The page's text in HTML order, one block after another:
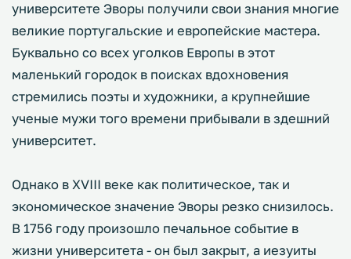
университете Эворы получили свои знания многие
великие португальские и европейские мастера.
Буквально со всех уголков Европы в этот
маленький городок в поисках вдохновения
стремились поэты и художники, а крупнейшие
ученые мужи того времени прибывали в здешний
университет.
Однако в XVIII веке как политическое, так и
экономическое значение Эворы резко снизилось.
В 1756 году произошло печальное событие в
жизни университета - он был закрыт, а иезуиты